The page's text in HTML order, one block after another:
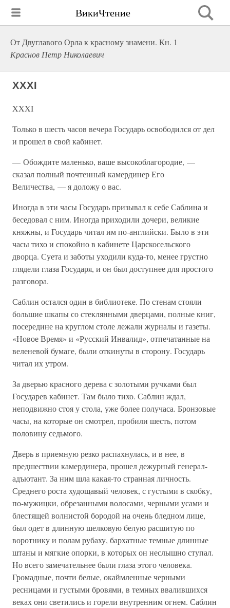
ВикиЧтение
От Двуглавого Орла к красному знамени. Кн. 1
Краснов Петр Николаевич
XXXI
XXXI
Только в шесть часов вечера Государь освободился от дел
и прошел в свой кабинет.
— Обождите маленько, ваше высокоблагородие, —
сказал полный почтенный камердинер Его
Величества, — я доложу о вас.
Иногда в эти часы Государь призывал к себе Саблина и
беседовал с ним. Иногда приходили дочери, великие
княжны, и Государь читал им по-английски. Было в эти
часы тихо и спокойно в кабинете Царскосельского
дворца. Суета и заботы уходили куда-то, менее грустно
глядели глаза Государя, и он был доступнее для простого
разговора.
Саблин остался один в библиотеке. По стенам стояли
большие шкапы со стеклянными дверцами, полные книг,
посередине на круглом столе лежали журналы и газеты.
«Новое Время» и «Русский Инвалид», отпечатанные на
веленевой бумаге, были откинуты в сторону. Государь
читал их утром.
За дверью красного дерева с золотыми ручками был
Государев кабинет. Там было тихо. Саблин ждал,
неподвижно стоя у стола, уже более получаса. Бронзовые
часы, на которые он смотрел, пробили шесть, потом
половину седьмого.
Дверь в приемную резко распахнулась, и в нее, в
предшествии камердинера, прошел дежурный генерал-
адъютант. За ним шла какая-то странная личность.
Среднего роста худощавый человек, с густыми в скобку,
по-мужицки, обрезанными волосами, черными усами и
блестящей волнистой бородой на очень бледном лице,
был одет в длинную шелковую белую расшитую по
воротнику и полам рубаху, бархатные темные длинные
штаны и мягкие опорки, в которых он неслышно ступал.
Но всего замечательнее были глаза этого человека.
Громадные, почти белые, окаймленные черными
ресницами и густыми бровями, в темных ввалившихся
веках они светились и горели внутренним огнем. Саблин